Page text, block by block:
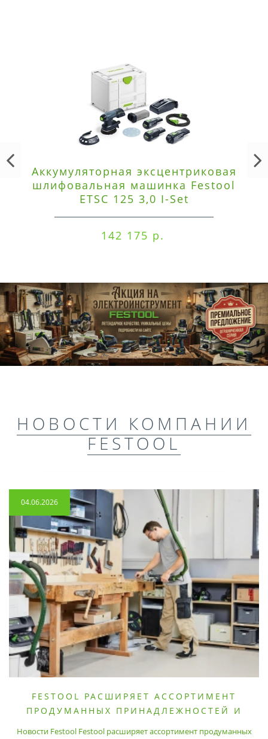
Аккумуляторная эксцентриковая
шлифовальная машинка Festool
ETSC 125 3,0 I-Set
142 175 р.
НОВОСТИ КОМПАНИИ
FESTOOL
04.06.2026
FESTOOL РАСШИРЯЕТ АССОРТИМЕНТ
ПРОДУМАННЫХ ПРИНАДЛЕЖНОСТЕЙ И
Новости Festool Festool расширяет ассортимент продуманных